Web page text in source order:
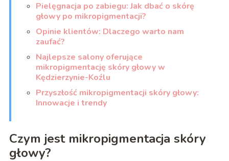
Pielęgnacja po zabiegu: Jak dbać o skórę
głowy po mikropigmentacji?
Opinie klientów: Dlaczego warto nam
zaufać?
Najlepsze salony oferujące
mikropigmentację skóry głowy w
Kędzierzynie-Koźlu
Przyszłość mikropigmentacji skóry głowy:
Innowacje i trendy
Czym jest mikropigmentacja skóry
głowy?